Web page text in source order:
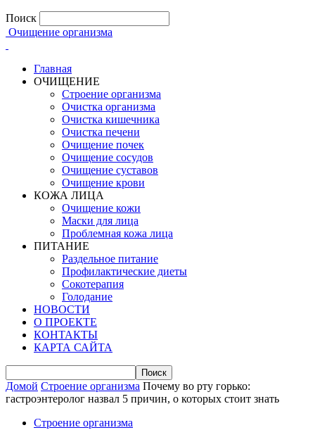
Поиск
Очищение организма
Главная
ОЧИЩЕНИЕ
Строение организма
Очистка организма
Очистка кишечника
Очистка печени
Очищение почек
Очищение сосудов
Очищение суставов
Очищение крови
КОЖА ЛИЦА
Очищение кожи
Маски для лица
Проблемная кожа лица
ПИТАНИЕ
Раздельное питание
Профилактические диеты
Сокотерапия
Голодание
НОВОСТИ
О ПРОЕКТЕ
КОНТАКТЫ
КАРТА САЙТА
Домой Строение организма Почему во рту горько:
гастроэнтеролог назвал 5 причин, о которых стоит знать
Строение организма